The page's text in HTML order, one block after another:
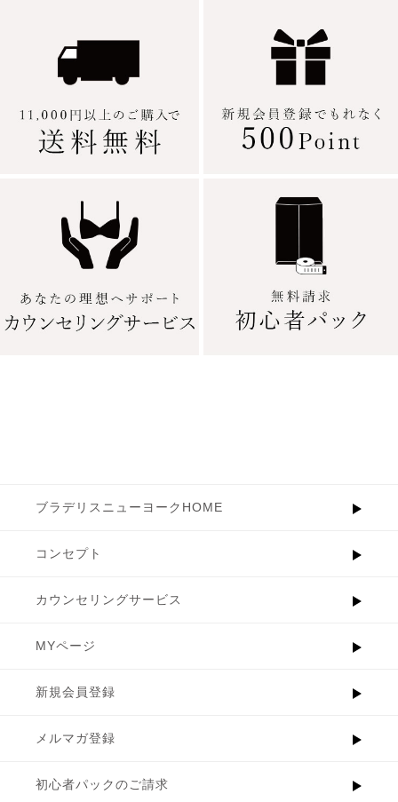
ブラデリスニューヨークHOME
コンセプト
カウンセリングサービス
MYページ
新規会員登録
メルマガ登録
初心者パックのご請求